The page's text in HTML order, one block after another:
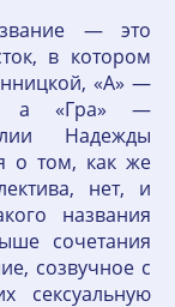
— это
в котором
«А» —
а «Гра» —
Надежды
о том, как же
нет, и
названия
сочетания
созвучное с
сексуальную